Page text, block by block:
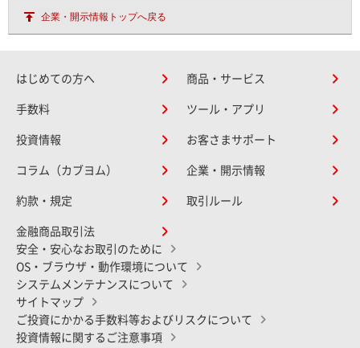
企業・開示情報トップへ戻る
はじめての方へ 商品・サービス
手数料 ツール・アプリ
投資情報 お客さまサポート
コラム（カブヨム） 企業・開示情報
約款・規定 取引ルール
金融商品取引法
安全・安心なお取引のために
OS・ブラウザ・動作環境について
システムメンテナンスについて
サイトマップ
ご投資にかかる手数料等およびリスクについて
投資情報に関するご注意事項